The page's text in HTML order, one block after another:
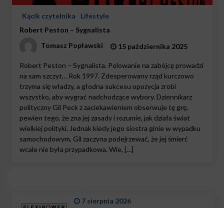
Kącik czytelnika
Lifestyle
Robert Peston – Sygnalista
Tomasz Popławski
15 października 2025
Robert Peston – Sygnalista. Polowanie na zabójcę prowadzi
na sam szczyt… Rok 1997. Zdesperowany rząd kurczowo
trzyma się władzy, a głodna sukcesu opozycja zrobi
wszystko, aby wygrać nadchodzące wybory. Dziennikarz
polityczny Gil Peck z zaciekawieniem obserwuje tę grę,
pewien tego, że zna jej zasady i rozumie, jak działa świat
wielkiej polityki. Jednak kiedy jego siostra ginie w wypadku
samochodowym, Gil zaczyna podejrzewać, że jej śmierć
wcale nie była przypadkowa. Wie, […]
7 sierpnia 2026